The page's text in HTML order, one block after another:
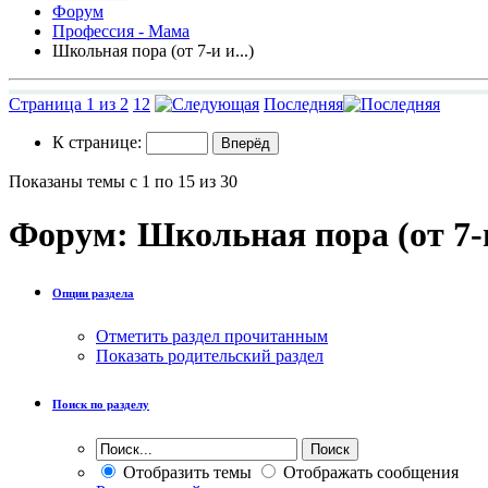
Форум
Профессия - Мама
Школьная пора (от 7-и и...)
Страница 1 из 2 1 2 Последняя
К странице:
Показаны темы с 1 по 15 из 30
Форум: Школьная пора (от 7-
Опции раздела
Отметить раздел прочитанным
Показать родительский раздел
Поиск по разделу
Отобразить темы
Отображать сообщения